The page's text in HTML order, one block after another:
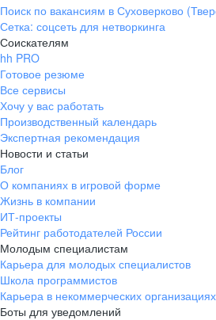
Поиск по вакансиям в Суховерково
Сетка: соцсеть для нетворкинга
Соискателям
hh PRO
Готовое резюме
Все сервисы
Хочу у вас работать
Производственный календарь
Экспертная рекомендация
Новости и статьи
Блог
О компаниях в игровой форме
Жизнь в компании
ИТ-проекты
Рейтинг работодателей России
Молодым специалистам
Карьера для молодых специалистов
Школа программистов
Карьера в некоммерческих организациях
Боты для уведомлений